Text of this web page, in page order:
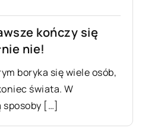
kończy się
nie!
boryka się wiele osób,
świata. W
[…]